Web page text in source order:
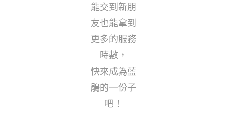
能交到新朋
友也能拿到
更多的服務
時數，
快來成為藍
鵑的一份子
吧！